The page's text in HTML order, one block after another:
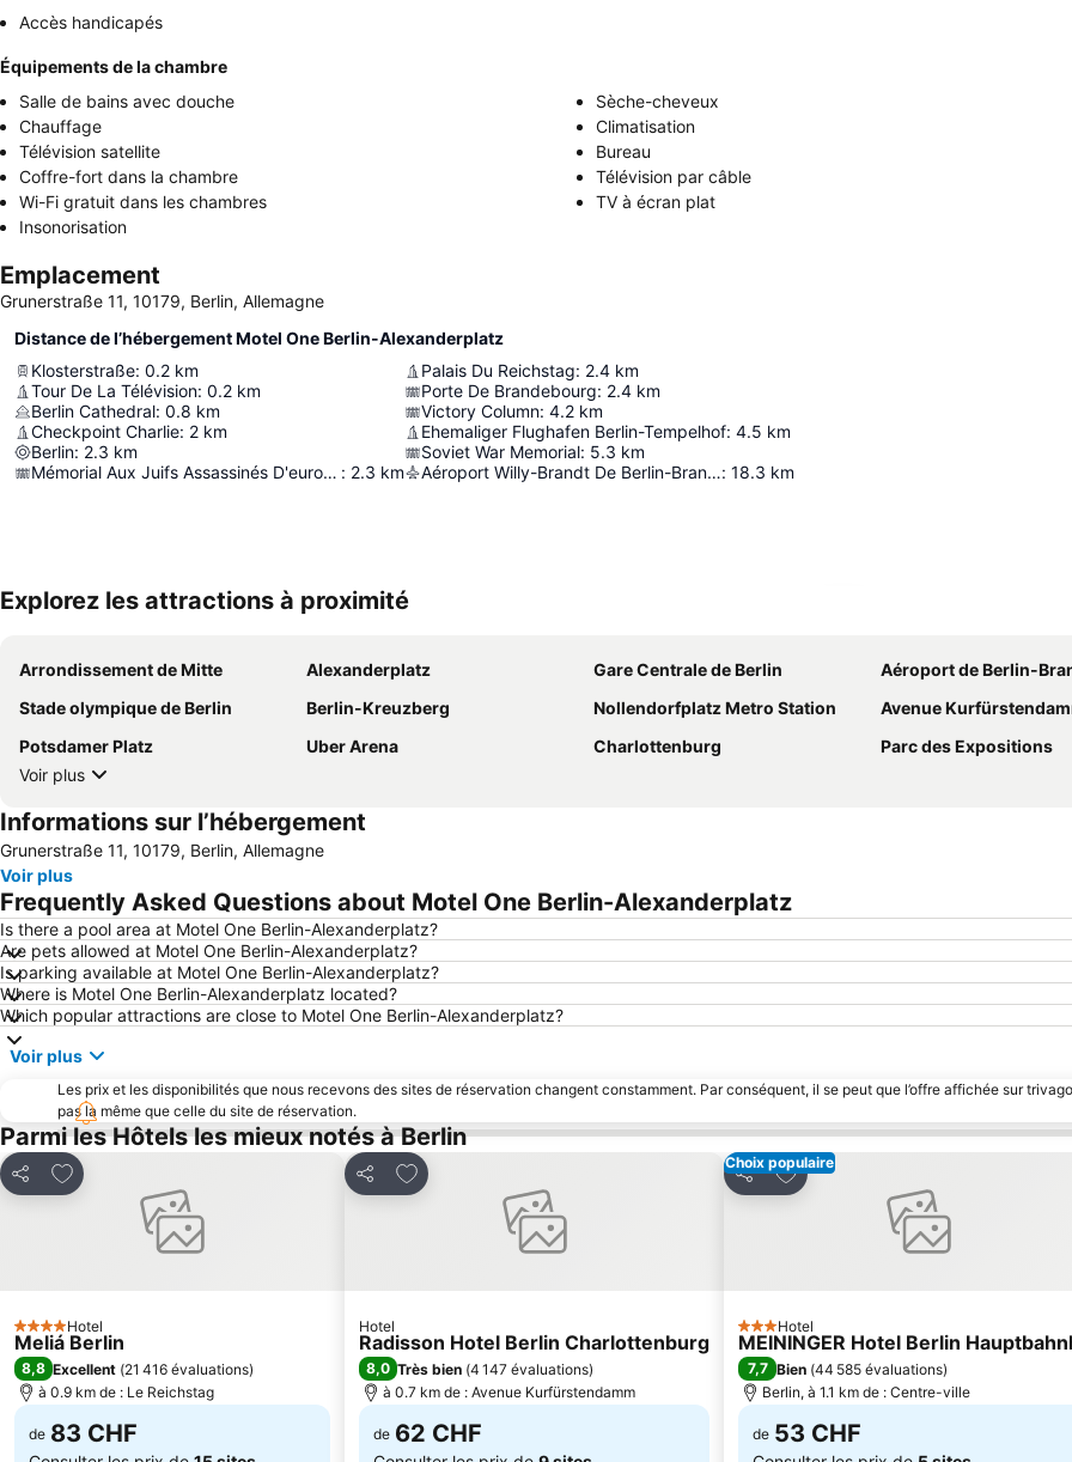
Accès handicapés
Équipements de la chambre
Salle de bains avec douche
Sèche-cheveux
Chauffage
Climatisation
Télévision satellite
Bureau
Coffre-fort dans la chambre
Télévision par câble
Wi-Fi gratuit dans les chambres
TV à écran plat
Insonorisation
Emplacement
Grunerstraße 11, 10179, Berlin, Allemagne
Distance de l’hébergement Motel One Berlin-Alexanderplatz
Klosterstraße: 0.2 km
Tour De La Télévision: 0.2 km
Berlin Cathedral: 0.8 km
Checkpoint Charlie: 2 km
Berlin: 2.3 km
Mémorial Aux Juifs Assassinés D'europe : 2.3 km
Palais Du Reichstag: 2.4 km
Porte De Brandebourg: 2.4 km
Victory Column: 4.2 km
Ehemaliger Flughafen Berlin-Tempelhof: 4.5 km
Soviet War Memorial: 5.3 km
Aéroport Willy-Brandt De Berlin-Brandebourg: 18.3 km
Explorez les attractions à proximité
Arrondissement de Mitte Alexanderplatz Gare Centrale de Berlin
Aéroport de Berlin-
Stade olympique de Berlin
Berlin-Kreuzberg Nollendorfplatz Metro Station
Avenue
Potsdamer Platz
Uber Arena Charlottenburg
Parc des Expositions
Voir plus
Informations sur l’hébergement
Grunerstraße 11, 10179, Berlin, Allemagne
Voir plus
Frequently Asked Questions about Motel One Berlin-Alexanderplatz
Is there a pool area at Motel One Berlin-Alexanderplatz?
Are pets allowed at Motel One Berlin-Alexanderplatz?
Is parking available at Motel One Berlin-Alexanderplatz?
Where is Motel One Berlin-Alexanderplatz located?
Which popular attractions are close to Motel One Berlin-Alexanderplatz?
Voir plus
Les prix et les disponibilités que nous recevons des sites de réservation changent constamment. Par conséquent, il se peut que l’offre affichée sur
pas la même que celle du site de réservation.
Parmi les Hôtels les mieux notés à Berlin
Partager
Ajouter à mes favoris
4 ÉtoilesHotel
Meliá Berlin
8,8 Excellent (21 416 évaluations)
à 0.9 km de : Le Reichstag
de 83 CHF
Partager
Ajouter à mes favoris
Hotel
Radisson Hotel Berlin Charlottenburg
8,0 Très bien (4 147 évaluations)
à 0.7 km de : Avenue Kurfürstendamm
de 62 CHF
Choix populaire
Partager
Ajouter à mes favoris
3 Étoiles
Hotel
MEININGER Hotel Berlin
7,7 Bien (44 585 évaluations)
Berlin, à 1.1 km de : Centre-ville
de 53 CHF